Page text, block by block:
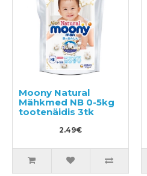
Moony Natural
Mähkmed NB 0-5kg
tootenäidis 3tk
2.49€